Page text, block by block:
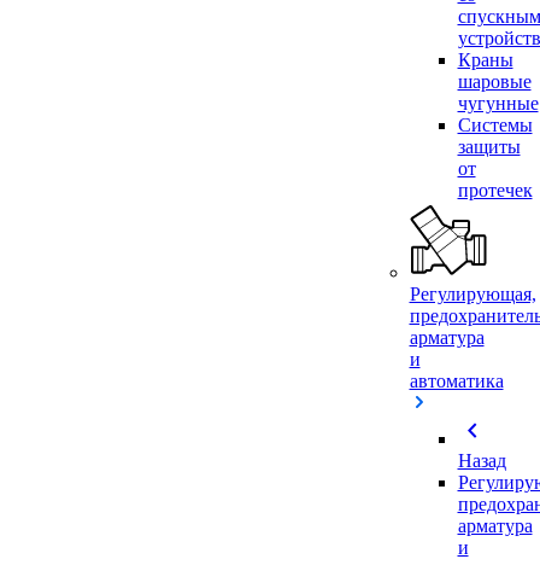
спускным
Краны
шаровые
чугунные
Системы
защиты
от
протечек
Регулирующая,
арматура
и
автоматика
chevron_left
Назад
арматура
и